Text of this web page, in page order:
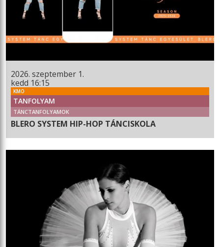
2026. szeptember 1.
kedd 16:15
KMO
TANFOLYAM
TÁNCTANFOLYAMOK
BLERO SYSTEM HIP-HOP TÁNCISKOLA